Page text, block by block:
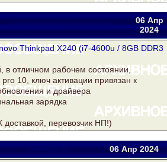
yuriytimoschuk@gmail.com
06 Апр
2024
Thinkpad X240 (i7-4600u / 8GB DDR3
отличном рабочем состоянии,
10, ключ активации привязан к
и драйвера
зарядка
доставкой, перевозчик НП!)
drake@i.ua 06 Апр2024